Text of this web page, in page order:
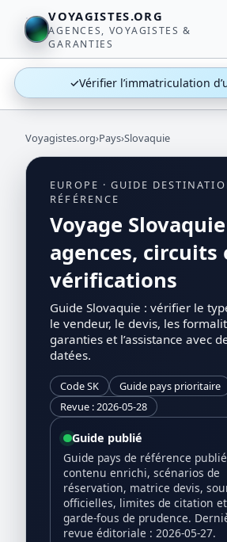
VOYAGISTES.ORG
AGENCES, VOYAGISTES &
GARANTIES
✓Vérifier l’immatriculation
Voyagistes.org›Pays›Slovaquie
EUROPE · GUIDE
RÉFÉRENCE
Voyage
agences, circuits
vérifications
Guide Slovaquie : vérifier le
le vendeur, le devis, les
garanties et l’assistance avec
datées.
Code SK
Guide pays prioritaire
Revue : 2026-05-28
Guide publié
Guide pays de référence
contenu enrichi, scénarios de
réservation, matrice devis,
officielles, limites de citation et
garde-fous de prudence.
revue éditoriale : 2026-05-27.